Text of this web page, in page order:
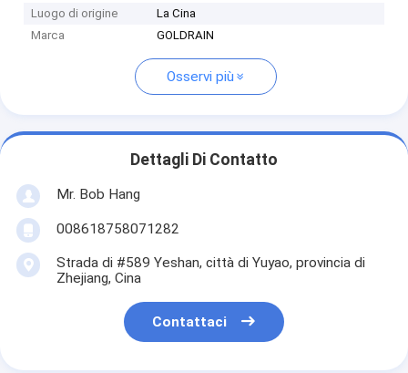
Luogo di origine
La Cina
Marca
GOLDRAIN
Osservi più
Dettagli Di Contatto
Mr. Bob Hang
008618758071282
Strada di #589 Yeshan, città di Yuyao, provincia di
Zhejiang, Cina
Contattaci